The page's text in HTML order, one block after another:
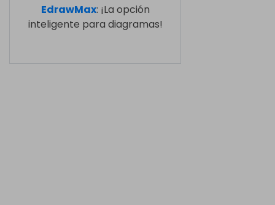
EdrawMax: ¡La opción
inteligente para diagramas!